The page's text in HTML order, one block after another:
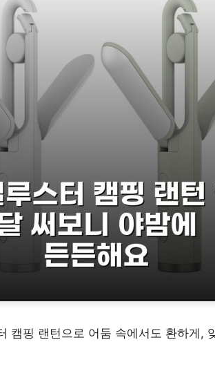
캠핑 랜턴으로 어둠 속에서도 환하게,